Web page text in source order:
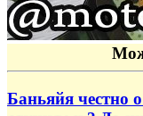
Баньяйя честно